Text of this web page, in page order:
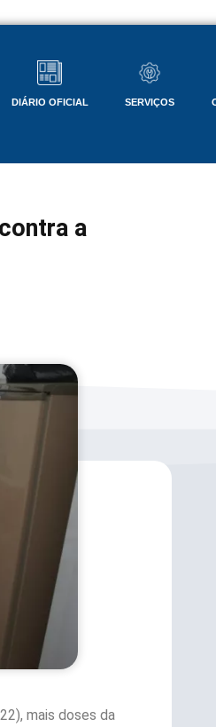
DIÁRIO OFICIAL SERVIÇOS
a
mais doses da